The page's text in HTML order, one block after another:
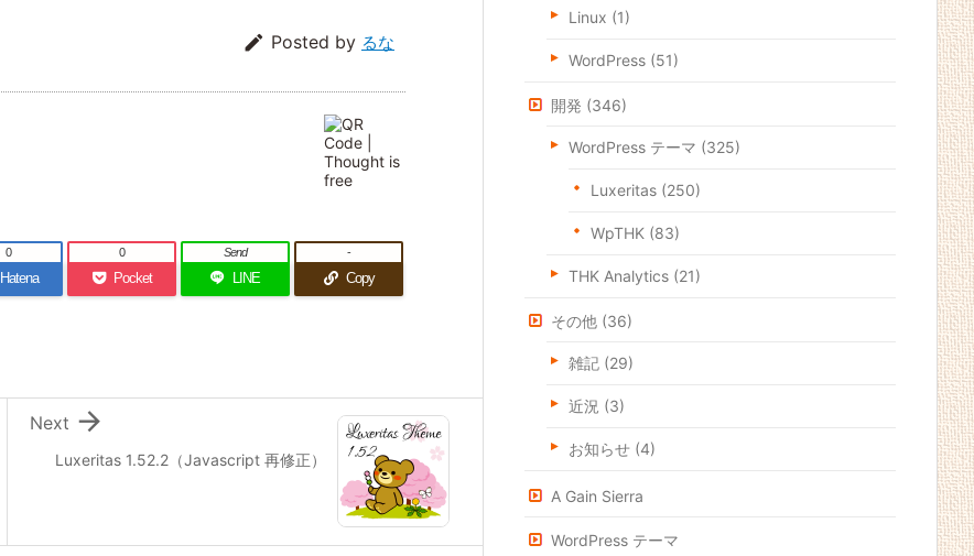
 Posted by るな
Hatena
0
Pocket
0
LINE
Send
Copy
-
Luxeritas 1.52.2（Javascript 再修正）

Next
Linux (1)
WordPress (51)
開発 (346)
WordPress テーマ (325)
Luxeritas (250)
WpTHK (83)
THK Analytics (21)
その他 (36)
雑記 (29)
近況 (3)
お知らせ (4)
A Gain Sierra
WordPress テーマ